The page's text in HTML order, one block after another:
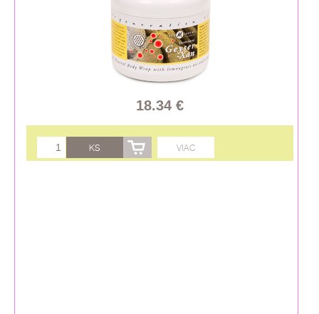
18.34 €
KS VIAC